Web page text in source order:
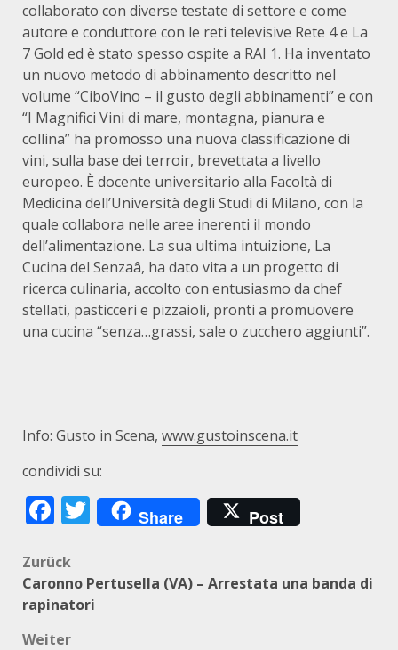
collaborato con diverse testate di settore e come
autore e conduttore con le reti televisive Rete 4 e La
7 Gold ed è stato spesso ospite a RAI 1. Ha inventato
un nuovo metodo di abbinamento descritto nel
volume “CiboVino – il gusto degli abbinamenti” e con
“I Magnifici Vini di mare, montagna, pianura e
collina” ha promosso una nuova classificazione di
vini, sulla base dei terroir, brevettata a livello
europeo. È docente universitario alla Facoltà di
Medicina dell’Università degli Studi di Milano, con la
quale collabora nelle aree inerenti il mondo
dell’alimentazione. La sua ultima intuizione, La
Cucina del Senzaâ, ha dato vita a un progetto di
ricerca culinaria, accolto con entusiasmo da chef
stellati, pasticceri e pizzaioli, pronti a promuovere
una cucina “senza…grassi, sale o zucchero aggiunti”.
Info: Gusto in Scena, www.gustoinscena.it
condividi su:
Facebook
Twitter
Share Post
Beitragsnavigation
Zurück
Caronno Pertusella (VA) – Arrestata una banda di
rapinatori
Weiter